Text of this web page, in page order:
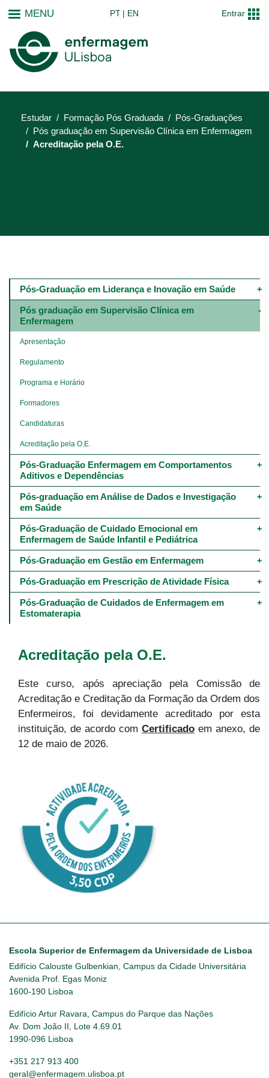
MENU PT EN Entrar
Estudar Formação Pós Graduada
Pós-Graduações
Pós graduação em Supervisão Clínica em Enfermagem
Acreditação pela O.E.
Acreditação pela O.E.
Este curso, após apreciação pela Comissão de
Acreditação e Creditação da Formação da Ordem dos
Enfermeiros, foi devidamente acreditado por esta
instituição, de acordo com Certificado em anexo, de
12 de maio de 2026.
Main
navigation
níveis
Pós-Graduação em Liderança e Inovação em Saúde
Pós graduação em Supervisão Clínica em
Enfermagem
Apresentação
Regulamento
Programa e Horário
Formadores
Candidaturas
Acreditação pela O.E.
Pós-Graduação Enfermagem em Comportamentos
Aditivos e Dependências
Pós-graduação em Análise de Dados e Investigação
em Saúde
Pós-Graduação de Cuidado Emocional em
Enfermagem de Saúde Infantil e Pediátrica
Pós-Graduação em Gestão em Enfermagem
Pós-Graduação em Prescrição de Atividade Física
Pós-Graduação de Cuidados de Enfermagem em
Estomaterapia
Escola Superior de Enfermagem da Universidade de Lisboa
Edifício Calouste Gulbenkian, Campus da Cidade Universitária
Avenida Prof. Egas Moniz
1600-190 Lisboa
Edifício Artur Ravara, Campus do Parque das Nações
Av. Dom João II, Lote 4.69.01
1990-096 Lisboa
+351 217 913 400
geral@enfermagem.ulisboa.pt